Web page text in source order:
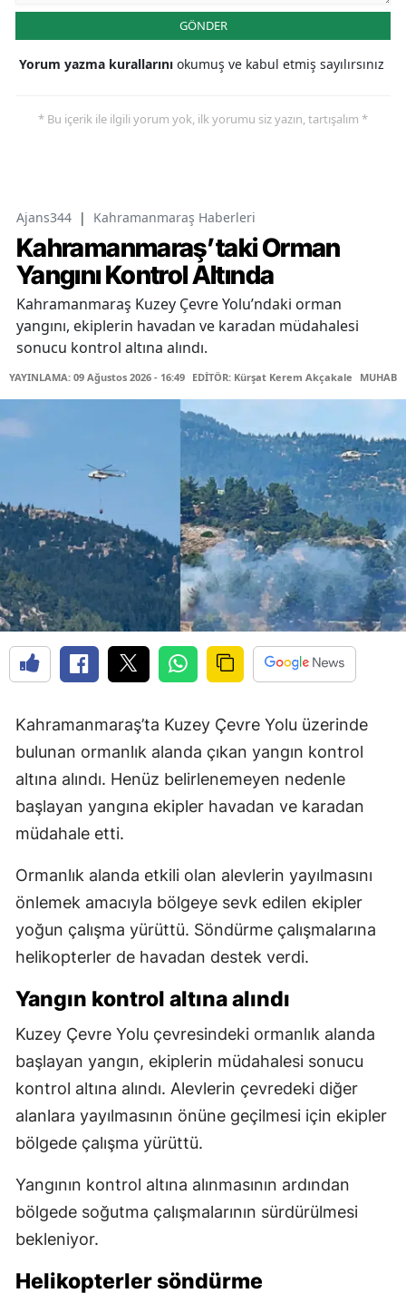
GÖNDER
Yorum yazma kurallarını okumuş ve kabul etmiş sayılırsınız
* Bu içerik ile ilgili yorum yok, ilk yorumu siz yazın, tartışalım *
Ajans344 | Kahramanmaraş Haberleri
Kahramanmaraş’taki Orman
Yangını Kontrol Altında
Kahramanmaraş Kuzey Çevre Yolu’ndaki orman
yangını, ekiplerin havadan ve karadan müdahalesi
sonucu kontrol altına alındı.
YAYINLAMA: 09 Ağustos 2026 - 16:49 EDİTÖR: Kürşat Kerem Akçakale
Kahramanmaraş’ta Kuzey Çevre Yolu üzerinde
bulunan ormanlık alanda çıkan yangın kontrol
altına alındı. Henüz belirlenemeyen nedenle
başlayan yangına ekipler havadan ve karadan
müdahale etti.
Ormanlık alanda etkili olan alevlerin yayılmasını
önlemek amacıyla bölgeye sevk edilen ekipler
yoğun çalışma yürüttü. Söndürme çalışmalarına
helikopterler de havadan destek verdi.
Yangın kontrol altına alındı
Kuzey Çevre Yolu çevresindeki ormanlık alanda
başlayan yangın, ekiplerin müdahalesi sonucu
kontrol altına alındı. Alevlerin çevredeki diğer
alanlara yayılmasının önüne geçilmesi için ekipler
bölgede çalışma yürüttü.
Yangının kontrol altına alınmasının ardından
bölgede soğutma çalışmalarının sürdürülmesi
bekleniyor.
Helikopterler söndürme